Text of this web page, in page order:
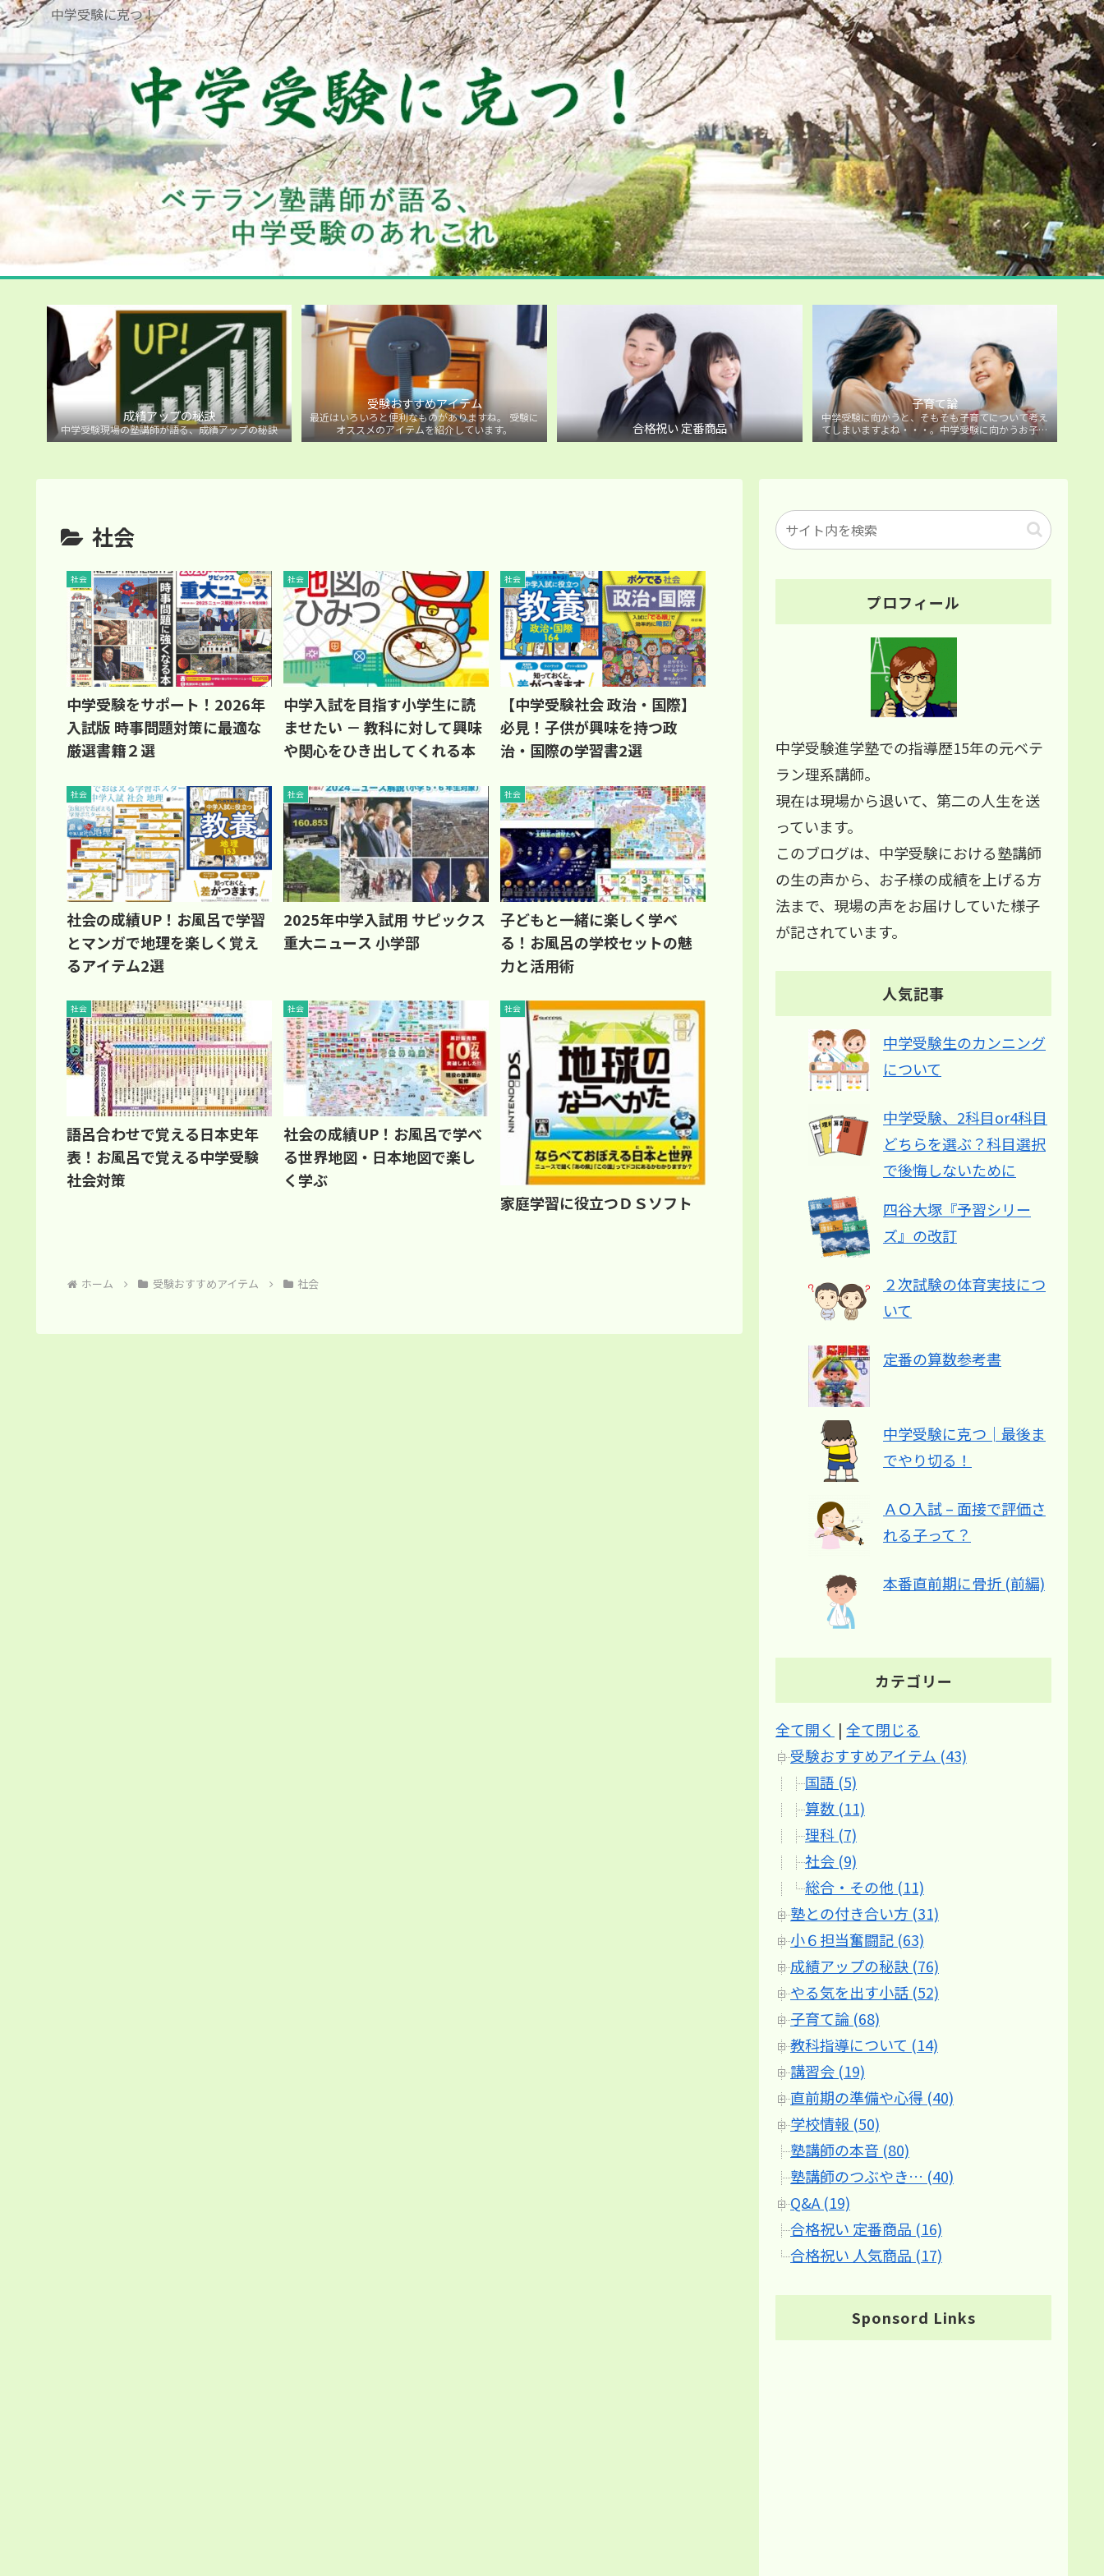
中学受験に克つ！
成績アップの秘訣
中学受験現場の塾講師が語る、成績アップの秘訣
受験おすすめアイテム
最近はいろいろと便利なものがありますね。 受験に
オススメのアイテムを紹介しています。
合格祝い 定番商品
子育て論
中学受験に向かうと、そもそも子育てについて考え
てしまいますよね・・・。中学受験に向かうお子様
を持つ保護者の方に向けた子育て論について。
社会
社会
中学受験をサポート！2026年
入試版 時事問題対策に最適な
厳選書籍２選
社会
中学入試を目指す小学生に読
ませたい － 教科に対して興味
や関心をひき出してくれる本
社会
【中学受験社会 政治・国際】
必見！子供が興味を持つ政
治・国際の学習書2選
社会
社会の成績UP！お風呂で学習
とマンガで地理を楽しく覚え
るアイテム2選
社会
2025年中学入試用 サピックス
重大ニュース 小学部
社会
子どもと一緒に楽しく学べ
る！お風呂の学校セットの魅
力と活用術
社会
語呂合わせで覚える日本史年
表！お風呂で覚える中学受験
社会対策
社会
社会の成績UP！お風呂で学べ
る世界地図・日本地図で楽し
く学ぶ
社会
家庭学習に役立つＤＳソフト
ホーム 受験おすすめアイテム 社会
プロフィール
中学受験進学塾での指導歴15年の元ベテ
ラン理系講師。
現在は現場から退いて、第二の人生を送
っています。
このブログは、中学受験における塾講師
の生の声から、お子様の成績を上げる方
法まで、現場の声をお届けしていた様子
が記されています。
人気記事
中学受験生のカンニング
について
中学受験、2科目or4科目
どちらを選ぶ？科目選択
で後悔しないために
四谷大塚『予習シリー
ズ』の改訂
２次試験の体育実技につ
いて
定番の算数参考書
中学受験に克つ│最後ま
でやり切る！
ＡＯ入試 – 面接で評価さ
れる子って？
本番直前期に骨折 (前編)
カテゴリー
全て開く | 全て閉じる
受験おすすめアイテム (43)
国語 (5)
算数 (11)
理科 (7)
社会 (9)
総合・その他 (11)
塾との付き合い方 (31)
小６担当奮闘記 (63)
成績アップの秘訣 (76)
やる気を出す小話 (52)
子育て論 (68)
教科指導について (14)
講習会 (19)
直前期の準備や心得 (40)
学校情報 (50)
塾講師の本音 (80)
塾講師のつぶやき… (40)
Q&A (19)
合格祝い 定番商品 (16)
合格祝い 人気商品 (17)
Sponsord Links